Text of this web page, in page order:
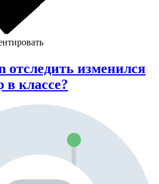
отследить изменился
в классе?